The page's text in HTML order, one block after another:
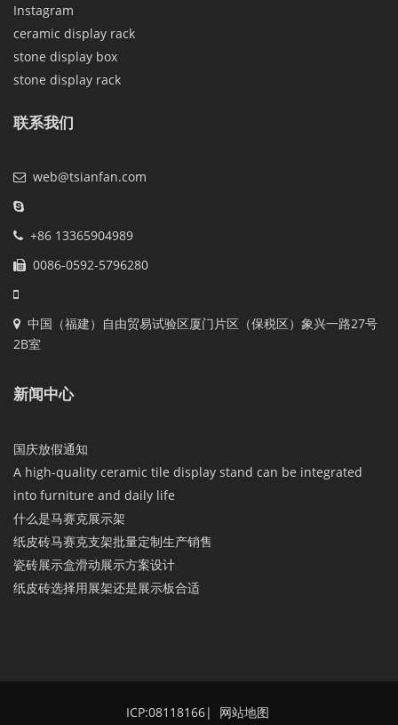
Instagram
ceramic display rack
stone display box
stone display rack
联系我们
web@tsianfan.com
+86 13365904989
0086-0592-5796280
中国（福建）自由贸易试验区厦门片区（保税区）象兴一路27号
2B室
新闻中心
国庆放假通知
A high-quality ceramic tile display stand can be integrated
into furniture and daily life
什么是马赛克展示架
纸皮砖马赛克支架批量定制生产销售
瓷砖展示盒滑动展示方案设计
纸皮砖选择用展架还是展示板合适
ICP:08118166| 网站地图